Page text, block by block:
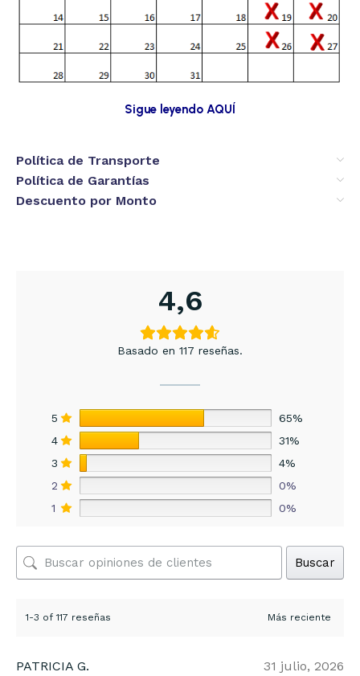
Sigue leyendo AQUÍ
Política de Transporte
Política de Garantías
Descuento por Monto
4,6
Basado en 117 reseñas.
5
65%
4
31%
3
4%
2
0%
1
0%
Buscar
1-3 of 117 reseñas
PATRICIA G. 31 julio, 2026